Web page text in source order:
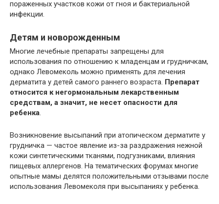
пораженных участков кожи от гноя и бактериальной
инфекции.
Детям и новорожденным
Многие лечебные препараты запрещены для
использования по отношению к младенцам и грудничкам,
однако Левомеколь можно применять для лечения
дерматита у детей самого раннего возраста. Препарат
относится к негормональным лекарственным
средствам, а значит, не несет опасности для
ребенка.
Возникновение высыпаний при атопическом дерматите у
грудничка — частое явление из-за раздражения нежной
кожи синтетическими тканями, подгузниками, влияния
пищевых аллергенов. На тематических форумах многие
опытные мамы делятся положительными отзывами после
использования Левомеколя при высыпаниях у ребенка.